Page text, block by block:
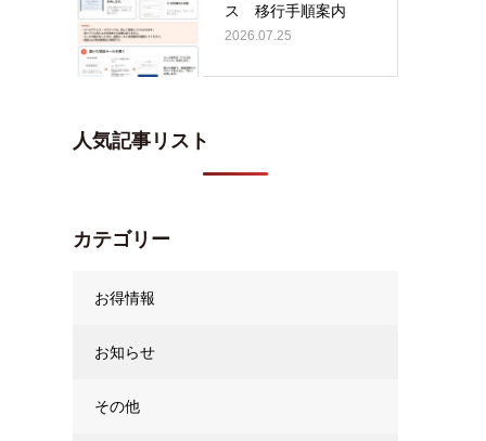
ス 移行手順案内
2026.07.25
人気記事リスト
カテゴリー
お得情報
お知らせ
その他